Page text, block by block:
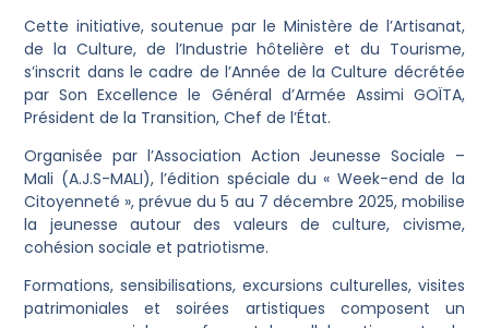
Cette initiative, soutenue par le Ministère de l’Artisanat,
de la Culture, de l’Industrie hôtelière et du Tourisme,
s’inscrit dans le cadre de l’Année de la Culture décrétée
par Son Excellence le Général d’Armée Assimi GOÏTA,
Président de la Transition, Chef de l’État.
Organisée par l’Association Action Jeunesse Sociale –
Mali (A.J.S-MALI), l’édition spéciale du « Week-end de la
Citoyenneté », prévue du 5 au 7 décembre 2025, mobilise
la jeunesse autour des valeurs de culture, civisme,
cohésion sociale et patriotisme.
Formations, sensibilisations, excursions culturelles, visites
patrimoniales et soirées artistiques composent un